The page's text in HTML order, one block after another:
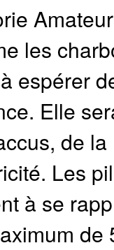
les
espérer
Elle
de
Les
à se
de